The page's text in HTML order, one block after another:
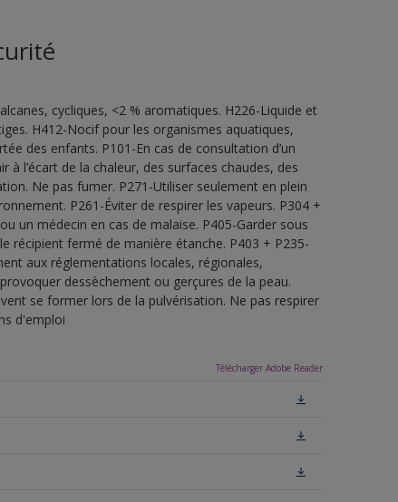
cycliques, <2 % aromatiques. H226-Liquide et
H412-Nocif pour les organismes aquatiques,
des enfants. P101-En cas de consultation d’un
l’écart de la chaleur, des surfaces chaudes, des
Ne pas fumer. P271-Utiliser seulement en plein
P261-Éviter de respirer les vapeurs. P304 +
un médecin en cas de malaise. P405-Garder sous
récipient fermé de manière étanche. P403 + P235-
aux réglementations locales, régionales,
dessèchement ou gerçures de la peau.
se former lors de la pulvérisation. Ne pas respirer
d'emploi
Télécharger Adobe Reader